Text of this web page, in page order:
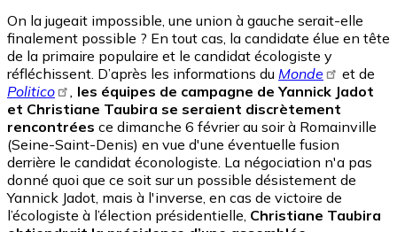
On la jugeait impossible, une union à gauche serait-elle
finalement possible ? En tout cas, la candidate élue en tête
de la primaire populaire et le candidat écologiste y
réfléchissent. D’après les informations du Monde
et de
Politico
les équipes de campagne de Yannick Jadot
et Christiane Taubira se seraient discrètement
rencontrées ce dimanche 6 février au soir à Romainville
(Seine-Saint-Denis) en vue d'une éventuelle fusion
derrière le candidat éconologiste. La négociation n'a pas
donné quoi que ce soit sur un possible désistement de
Yannick Jadot, mais à l'inverse, en cas de victoire de
l’écologiste à l’élection présidentielle, Christiane Taubira